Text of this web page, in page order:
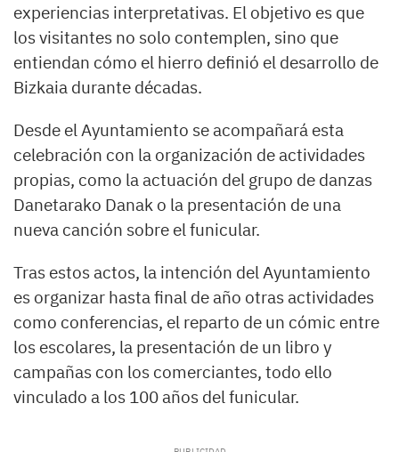
experiencias interpretativas. El objetivo es que
los visitantes no solo contemplen, sino que
entiendan cómo el hierro definió el desarrollo de
Bizkaia durante décadas.
Desde el Ayuntamiento se acompañará esta
celebración con la organización de actividades
propias, como la actuación del grupo de danzas
Danetarako Danak o la presentación de una
nueva canción sobre el funicular.
Tras estos actos, la intención del Ayuntamiento
es organizar hasta final de año otras actividades
como conferencias, el reparto de un cómic entre
los escolares, la presentación de un libro y
campañas con los comerciantes, todo ello
vinculado a los 100 años del funicular.